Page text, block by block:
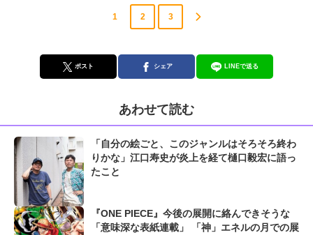
1 2 3
ポスト シェア LINEで送る
あわせて読む
「自分の絵ごと、このジャンルはそろそろ終わ
りかな」江口寿史が炎上を経て樋口毅宏に語っ
たこと
『ONE PIECE』今後の展開に絡んできそうな
「意味深な表紙連載」 「神」エネルの月での展